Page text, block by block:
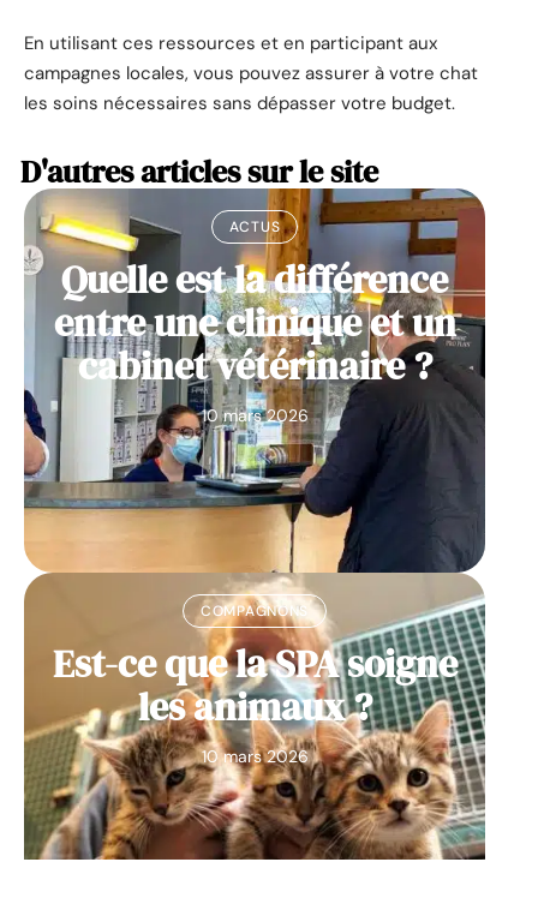
En utilisant ces ressources et en participant aux
campagnes locales, vous pouvez assurer à votre chat
les soins nécessaires sans dépasser votre budget.
D'autres articles sur le site
ACTUS
Quelle est la différence
entre une clinique et un
cabinet vétérinaire ?
10 mars 2026
COMPAGNONS
Est-ce que la SPA soigne
les animaux ?
10 mars 2026